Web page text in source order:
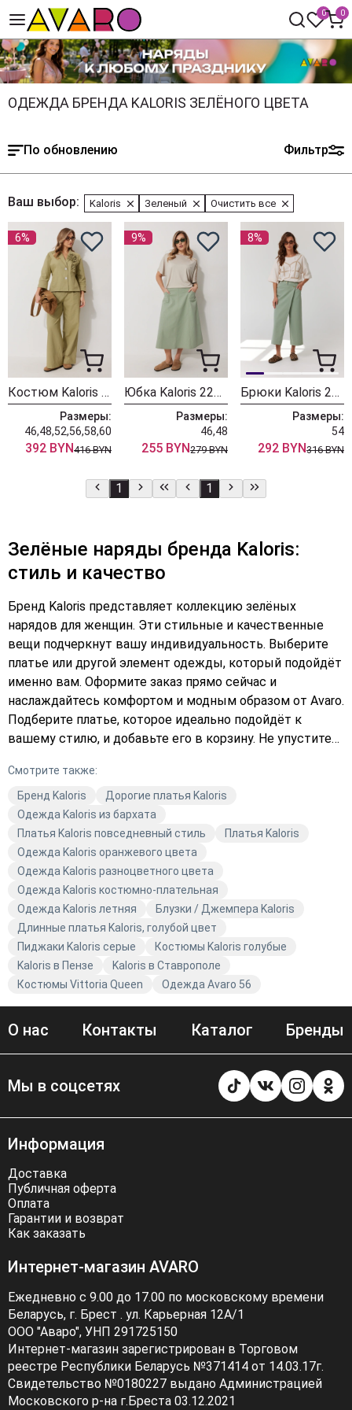
0 0
ОДЕЖДА БРЕНДА KALORIS ЗЕЛЁНОГО ЦВЕТА
По обновлению Фильтр
Ваш выбор: Kaloris Зеленый Очистить все
6%
Костюм Kaloris 2279-1
Размеры:
46,48,52,56,58,60
392 BYN416 BYN
9%
Юбка Kaloris 2268-1
Размеры:
46,48
255 BYN279 BYN
8%
Брюки Kaloris 2196-1
Размеры:
54
292 BYN316 BYN
1 1
Зелёные наряды бренда Kaloris:
стиль и качество
Бренд Kaloris представляет коллекцию зелёных
нарядов для женщин. Эти стильные и качественные
вещи подчеркнут вашу индивидуальность. Выберите
платье или другой элемент одежды, который подойдёт
именно вам. Оформите заказ прямо сейчас и
наслаждайтесь комфортом и модным образом от Avaro.
Подберите платье, которое идеально подойдёт к
вашему стилю, и добавьте его в корзину. Не упустите
качественными нарядами от Kaloris.
Смотрите также:
Бренд Kaloris
Дорогие платья Kaloris
Одежда Kaloris из бархата
Платья Kaloris повседневный стиль
Платья Kaloris
Одежда Kaloris оранжевого цвета
Одежда Kaloris разноцветного цвета
Одежда Kaloris костюмно-плательная
Одежда Kaloris летняя
Блузки / Джемпера Kaloris
Длинные платья Kaloris, голубой цвет
Пиджаки Kaloris серые
Костюмы Kaloris голубые
Kaloris в Пензе
Kaloris в Ставрополе
Костюмы Vittoria Queen
Одежда Avaro 56
О нас Контакты Каталог Бренды
Мы в соцсетях
Информация
Доставка
Публичная оферта
Оплата
Гарантии и возврат
Как заказать
Интернет-магазин AVARO
Ежедневно с 9.00 до 17.00 по московскому времени
Беларусь, г. Брест . ул. Карьерная 12А/1
ООО "Аваро", УНП 291725150
Интернет-магазин зарегистрирован в Торговом
реестре Республики Беларусь №371414 от 14.03.17г.
Свидетельство №0180227 выдано Администрацией
Московского р-на г.Бреста 03.12.2021